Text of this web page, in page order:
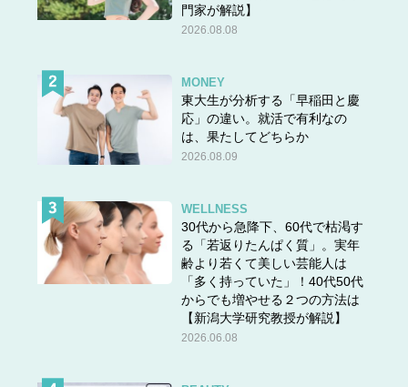
門家が解説】
2026.08.08
MONEY
東大生が分析する「早稲田と慶
応」の違い。就活で有利なの
は、果たしてどちらか
2026.08.09
WELLNESS
30代から急降下、60代で枯渇す
る「若返りたんぱく質」。実年
齢より若くて美しい芸能人は
「多く持っていた」！40代50代
からでも増やせる２つの方法は
【新潟大学研究教授が解説】
2026.06.08